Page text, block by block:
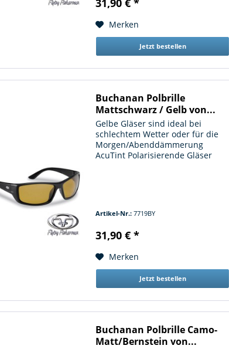
31,90 € *
Merken
Jetzt bestellen
Buchanan Polbrille
Mattschwarz / Gelb von...
Gelbe Gläser sind ideal bei
schlechtem Wetter oder für die
Morgen/Abenddämmerung
AcuTint Polarisierende Gläser
Artikel-Nr.: 7719BY
31,90 € *
Merken
Jetzt bestellen
Buchanan Polbrille Camo-
Matt/Bernstein von...